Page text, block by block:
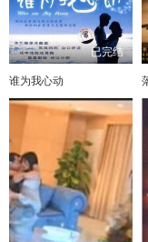
已完结
谁为我心动